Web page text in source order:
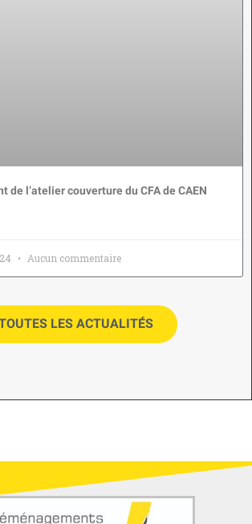
de l’atelier couverture du CFA de CAEN
Aucun commentaire
LES ACTUALITÉS